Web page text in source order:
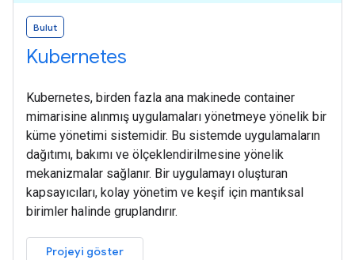
Bulut
Kubernetes
Kubernetes, birden fazla ana makinede container
mimarisine alınmış uygulamaları yönetmeye yönelik bir
küme yönetimi sistemidir. Bu sistemde uygulamaların
dağıtımı, bakımı ve ölçeklendirilmesine yönelik
mekanizmalar sağlanır. Bir uygulamayı oluşturan
kapsayıcıları, kolay yönetim ve keşif için mantıksal
birimler halinde gruplandırır.
Projeyi göster